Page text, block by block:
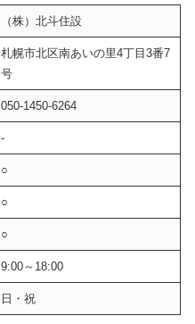
（株）北斗住設
札幌市北区南あいの里4丁目3番7
号
050-1450-6264
-
○
○
○
9:00～18:00
日・祝